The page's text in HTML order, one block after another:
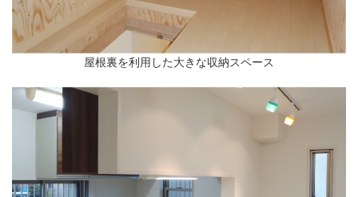
屋根裏を利用した大きな収納スペース